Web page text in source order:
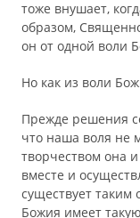
тоже внушает,
образом,
он от одной воли
Но как из воли
Прежде решения
что наша воля не
творчеством она
вместе и
существует таким
Божия имеет